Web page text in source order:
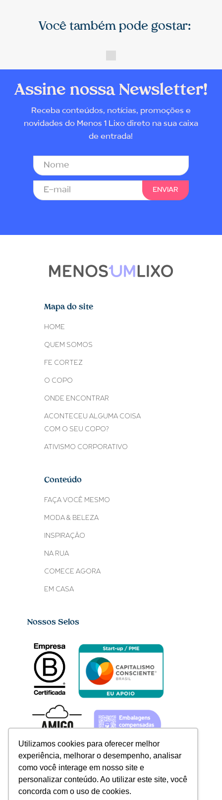
Utilizamos cookies para oferecer melhor
experiência, melhorar o desempenho, analisar
como você interage em nosso site e
personalizar conteúdo. Ao utilizar este site, você
concorda com o uso de cookies.
Você também pode gostar:
Assine nossa Newsletter!
Receba conteúdos, notícias, promoções e
novidades do Menos 1 Lixo direto na sua caixa
de entrada!
Mapa do site
HOME
QUEM SOMOS
FE CORTEZ
O COPO
ONDE ENCONTRAR
ACONTECEU ALGUMA COISA
COM O SEU COPO?
ATIVISMO CORPORATIVO
Conteúdo
FAÇA VOCÊ MESMO
MODA & BELEZA
INSPIRAÇÃO
NA RUA
COMECE AGORA
EM CASA
Nossos Selos